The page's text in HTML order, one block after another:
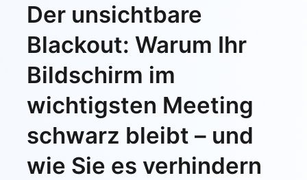
Der unsichtbare
Blackout: Warum Ihr
Bildschirm im
wichtigsten Meeting
schwarz bleibt – und
wie Sie es verhindern